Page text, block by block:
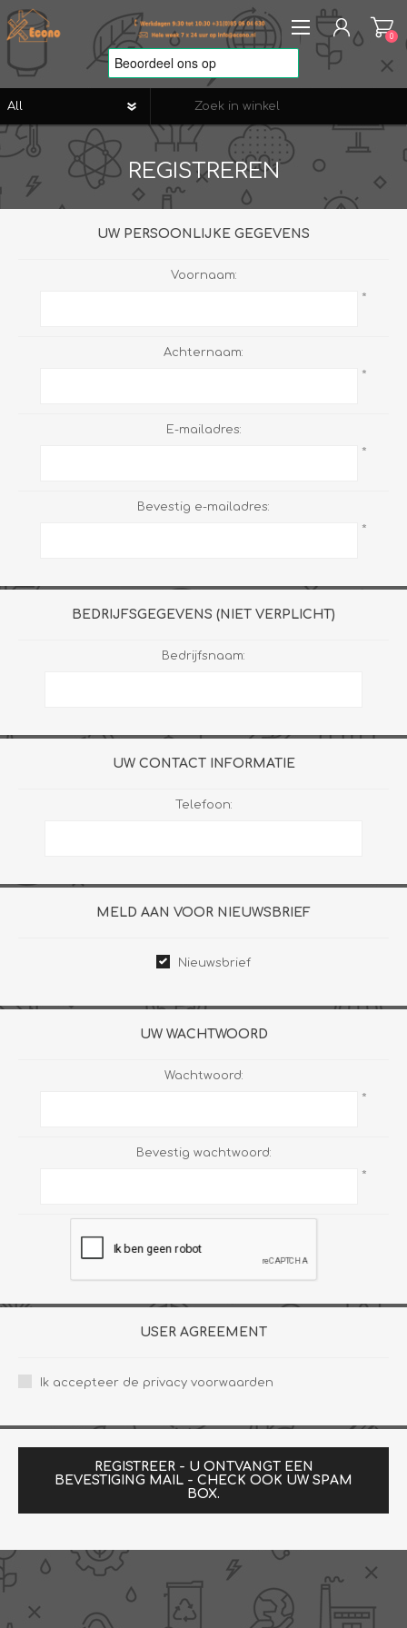
REGISTREREN
AANMELDEN
VERLANGLIJST
0
0
REGISTREREN
UW PERSOONLIJKE GEGEVENS
Voornaam:
*
Achternaam:
*
E-mailadres:
*
Bevestig e-mailadres:
*
BEDRIJFSGEGEVENS (NIET VERPLICHT)
Bedrijfsnaam:
UW CONTACT INFORMATIE
Telefoon:
MELD AAN VOOR NIEUWSBRIEF
Nieuwsbrief
UW WACHTWOORD
Wachtwoord:
*
Bevestig wachtwoord:
*
USER AGREEMENT
Ik accepteer de privacy voorwaarden
REGISTREER - U ONTVANGT EEN
BEVESTIGING MAIL - CHECK OOK UW SPAM
BOX.